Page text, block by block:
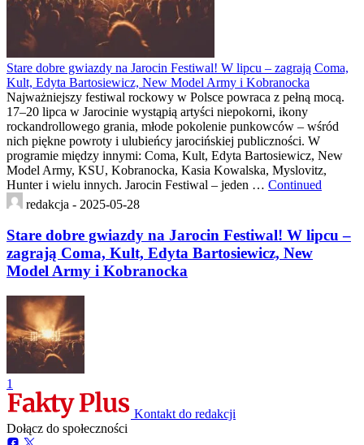
Stare dobre gwiazdy na Jarocin Festiwal! W lipcu – zagrają Coma,
Kult, Edyta Bartosiewicz, New Model Army i Kobranocka
Najważniejszy festiwal rockowy w Polsce powraca z pełną mocą.
17–20 lipca w Jarocinie wystąpią artyści niepokorni, ikony
rockandrollowego grania, młode pokolenie punkowców – wśród
nich piękne powroty i ulubieńcy jarocińskiej publiczności. W
programie między innymi: Coma, Kult, Edyta Bartosiewicz, New
Model Army, KSU, Kobranocka, Kasia Kowalska, Myslovitz,
Hunter i wielu innych. Jarocin Festiwal – jeden … Continued
redakcja - 2025-05-28
Stare dobre gwiazdy na Jarocin Festiwal! W lipcu –
zagrają Coma, Kult, Edyta Bartosiewicz, New
Model Army i Kobranocka
1
Kontakt do redakcji
Dołącz do społeczności